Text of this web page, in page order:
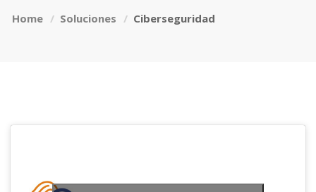
Home Soluciones Ciberseguridad